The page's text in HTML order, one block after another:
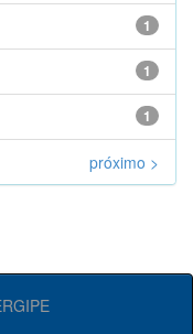
1
1
1
próximo >